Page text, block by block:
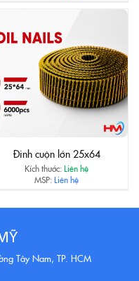
Đinh cuộn lớn 25x64
Kích thước:Liên hệ
MSP:Liên hệ
Tây Nam, TP. HCM